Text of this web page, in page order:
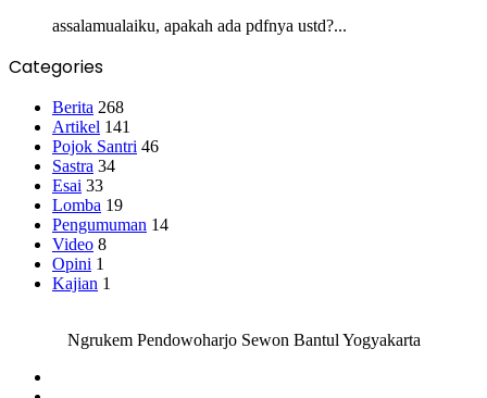
assalamualaiku, apakah ada pdfnya ustd?...
Categories
Berita 268
Artikel 141
Pojok Santri 46
Sastra 34
Esai 33
Lomba 19
Pengumuman 14
Video 8
Opini 1
Kajian 1
Ngrukem Pendowoharjo Sewon Bantul Yogyakarta